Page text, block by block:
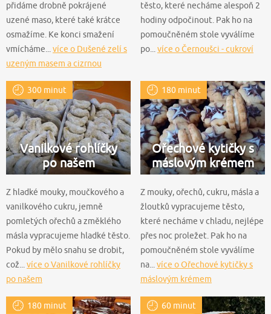
přidáme drobně pokrájené
uzené maso, které také krátce
osmažíme. Ke konci smažení
vmícháme...více o Dušené zelí s
uzeným masem a cizrnou
těsto, které necháme alespoň 2
hodiny odpočinout. Pak ho na
pomoučněném stole vyválíme
po...více o Černoušci - cukroví
300 minut
Vanilkové rohlíčky
po našem
Z hladké mouky, moučkového a
vanilkového cukru, jemně
pomletých ořechů a změklého
másla vypracujeme hladké těsto.
Pokud by mělo snahu se drobit,
což... více o Vanilkové rohlíčky
po našem
180 minut
Ořechové kytičky s
máslovým krémem
Z mouky, ořechů, cukru, másla a
žloutků vypracujeme těsto,
které necháme v chladu, nejlépe
přes noc proležet. Pak ho na
pomoučněném stole vyválíme
na... více o Ořechové kytičky s
máslovým krémem
180 minut 60 minut